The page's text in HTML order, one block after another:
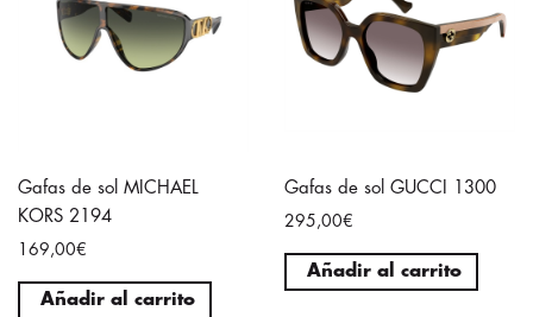
Gafas de sol MICHAEL
KORS 2194
169,00€
Añadir al carrito
Gafas de sol GUCCI 1300
295,00€
Añadir al carrito